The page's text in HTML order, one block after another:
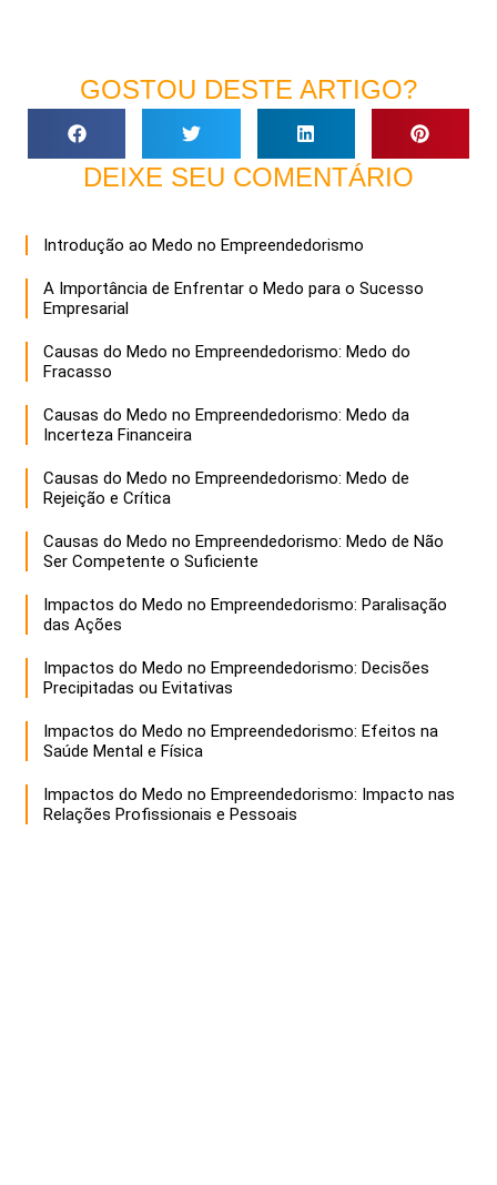
GOSTOU DESTE ARTIGO?
DEIXE SEU COMENTÁRIO
Introdução ao Medo no Empreendedorismo
A Importância de Enfrentar o Medo para o Sucesso
Empresarial
Causas do Medo no Empreendedorismo: Medo do
Fracasso
Causas do Medo no Empreendedorismo: Medo da
Incerteza Financeira
Causas do Medo no Empreendedorismo: Medo de
Rejeição e Crítica
Causas do Medo no Empreendedorismo: Medo de Não
Ser Competente o Suficiente
Impactos do Medo no Empreendedorismo: Paralisação
das Ações
Impactos do Medo no Empreendedorismo: Decisões
Precipitadas ou Evitativas
Impactos do Medo no Empreendedorismo: Efeitos na
Saúde Mental e Física
Impactos do Medo no Empreendedorismo: Impacto nas
Relações Profissionais e Pessoais